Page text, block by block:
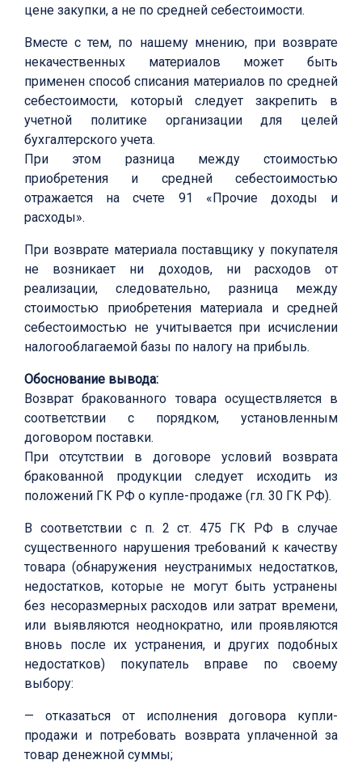
цене закупки, а не по средней себестоимости.
Вместе с тем, по нашему мнению, при возврате
некачественных материалов может быть
применен способ списания материалов по средней
себестоимости, который следует закрепить в
учетной политике организации для целей
бухгалтерского учета.
При этом разница между стоимостью
приобретения и средней себестоимостью
отражается на счете 91 «Прочие доходы и
расходы».
При возврате материала поставщику у покупателя
не возникает ни доходов, ни расходов от
реализации, следовательно, разница между
стоимостью приобретения материала и средней
себестоимостью не учитывается при исчислении
налогооблагаемой базы по налогу на прибыль.
Обоснование вывода:
Возврат бракованного товара осуществляется в
соответствии с порядком, установленным
договором поставки.
При отсутствии в договоре условий возврата
бракованной продукции следует исходить из
положений ГК РФ о купле-продаже (гл. 30 ГК РФ).
В соответствии с п. 2 ст. 475 ГК РФ в случае
существенного нарушения требований к качеству
товара (обнаружения неустранимых недостатков,
недостатков, которые не могут быть устранены
без несоразмерных расходов или затрат времени,
или выявляются неоднократно, или проявляются
вновь после их устранения, и других подобных
недостатков) покупатель вправе по своему
выбору:
— отказаться от исполнения договора купли-
продажи и потребовать возврата уплаченной за
товар денежной суммы;